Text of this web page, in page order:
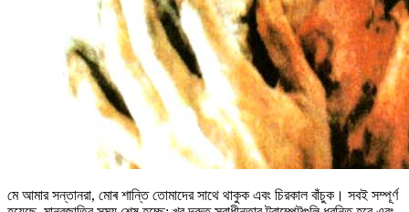
মে আমার সন্তানরা, মোৰ শান্তি তোমাদের সাথে থাকুক এবং চিরকাল বাঁচুক। সবই সম্পূর্ণ